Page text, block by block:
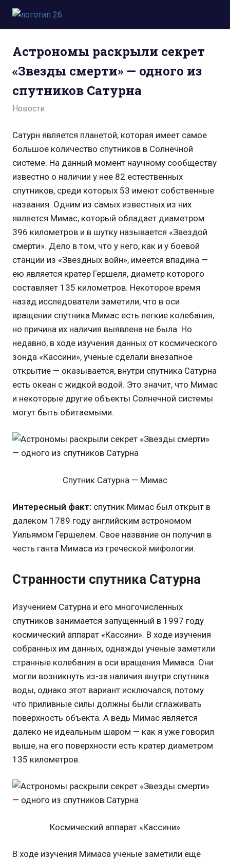
Пропустить
перейти
содержимому
космосе.
Новости,
фото,
юмор,
база
Астрономы раскрыли секрет
«Звезды смерти» — одного из
спутников Сатурна
21.01.2022
admin
Новости
Сатурн является планетой, которая имеет самое
большое количество спутников в Солнечной
системе. На данный момент научному сообществу
известно о наличии у нее 82 естественных
спутников, среди которых 53 имеют собственные
названия. Одним из самых известных из них
является Мимас, который обладает диаметром
396 километров и в шутку называется «Звездой
смерти». Дело в том, что у него, как и у боевой
станции из «Звездных войн», имеется впадина —
ею является кратер Гершеля, диаметр которого
составляет 135 километров. Некоторое время
назад исследователи заметили, что в оси
вращении спутника Мимас есть легкие колебания,
но причина их наличия выявлена не была. Но
недавно, в ходе изучения данных от космического
зонда «Кассини», ученые сделали внезапное
открытие — оказывается, внутри спутника Сатурна
есть океан с жидкой водой. Это значит, что Мимас
и некоторые другие объекты Солнечной системы
могут быть обитаемыми.
Спутник Сатурна — Мимас
Интересный факт: спутник Мимас был открыт в
далеком 1789 году английским астрономом
Уильямом Гершелем. Свое название он получил в
честь ганта Мимаса из греческой мифологии.
Странности спутника Сатурна
Изучением Сатурна и его многочисленных
спутников занимается запущенный в 1997 году
космический аппарат «Кассини». В ходе изучения
собранных им данных, однажды ученые заметили
странные колебания в оси вращения Мимаса. Они
могли возникнуть из-за наличия внутри спутника
воды, однако этот вариант исключался, потому
что приливные силы должны были сглаживать
поверхность объекта. А ведь Мимас является
далеко не идеальным шаром — как я уже говорил
выше, на его поверхности есть кратер диаметром
135 километров.
Космический аппарат «Кассини»
В ходе изучения Мимаса ученые заметили еще